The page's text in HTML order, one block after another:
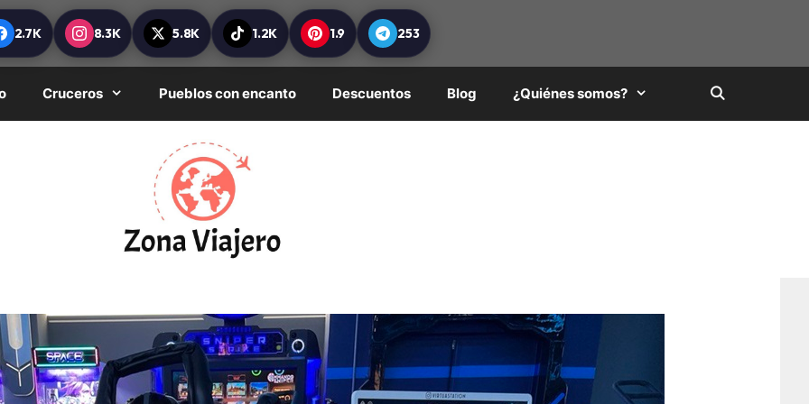
2.7K 8.3K 5.8K 1.2K 1.9 253
Cruceros Pueblos con encanto Descuentos Blog ¿Quiénes somos?